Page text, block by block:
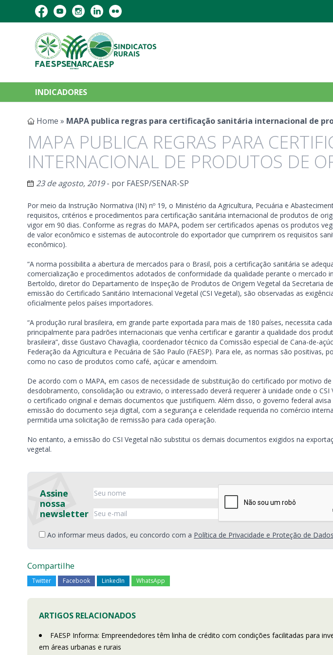
INDICADORES
Home » MAPA publica regras para certificação sanitária internacional de
MAPA PUBLICA REGRAS PARA
INTERNACIONAL DE PRODUTOS DE
23 de agosto, 2019- por FAESP/SENAR-SP
Por meio da Instrução Normativa (IN) nº 19, o Ministério da Agricultura, Pecuária e
requisitos, critérios e procedimentos para certificação sanitária internacional de produtos de
vigor em 90 dias. Conforme as regras do MAPA, podem ser certificados apenas os produtos
de valor econômico e sistemas de autocontrole do exportador que cumprirem os requisitos
econômico).
“A norma possibilita a abertura de mercados para o Brasil, pois a certificação sanitária se
comercialização e procedimentos adotados de conformidade da qualidade perante o mercado
Bertoldo, diretor do Departamento de Inspeção de Produtos de Origem Vegetal da Secretaria
emissão do Certificado Sanitário Internacional Vegetal (CSI Vegetal), são observadas as
oficialmente pelos países importadores.
“A produção rural brasileira, em grande parte exportada para mais de 180 países, necessita
principalmente para padrões internacionais que venha certificar e garantir a qualidade dos
brasileira”, disse Gustavo Chavaglia, coordenador técnico da Comissão especial de Cana-de-
Federação da Agricultura e Pecuária de São Paulo (FAESP). Para ele, as normas são positivas,
como no caso de produtos como café, açúcar e amendoim.
De acordo com o MAPA, em casos de necessidade de substituição do certificado por motivo
desdobramento, consolidação ou extravio, o interessado deverá requerer à unidade onde o
o certificado original e demais documentos que justifiquem. Além disso, o governo federal
emissão do documento seja digital, com a segurança e celeridade requerida no comércio
permitida uma solicitação de remissão para cada operação.
No entanto, a emissão do CSI Vegetal não substitui os demais documentos exigidos na
vegetal.
Assine
nossa
newsletter
Ao informar meus dados, eu concordo com a Política de Privacidade e Proteção de
Compartilhe
Twitter Facebook LinkedIn WhatsApp
ARTIGOS RELACIONADOS
FAESP Informa: Empreendedores têm linha de crédito com condições facilitadas para
em áreas urbanas e rurais